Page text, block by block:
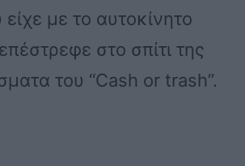
με το αυτοκίνητο
στο σπίτι της
του “Cash or trash”.